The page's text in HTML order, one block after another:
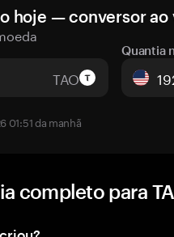
hoje — conversor ao
TAO
Quantia
01:51 da manhã
completo para